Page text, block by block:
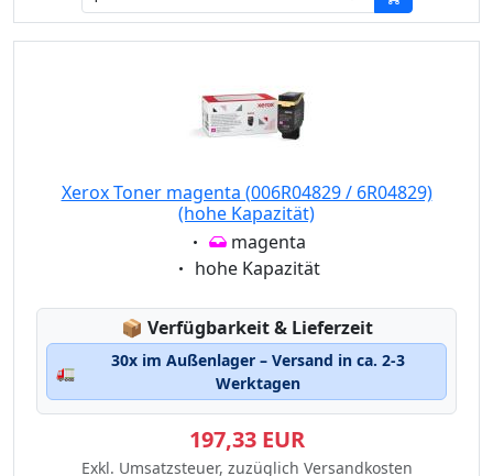
Xerox Toner magenta (006R04829 / 6R04829)
(hohe Kapazität)
Eigenschaft:
magenta
Eigenschaft:
hohe Kapazität
📦 Lagerstatus:
Verfügbarkeit & Lieferzeit
🚛
30x im Außenlager – Versand in ca. 2-3
Werktagen
197,33 EUR
Exkl. Umsatzsteuer, zuzüglich Versandkosten